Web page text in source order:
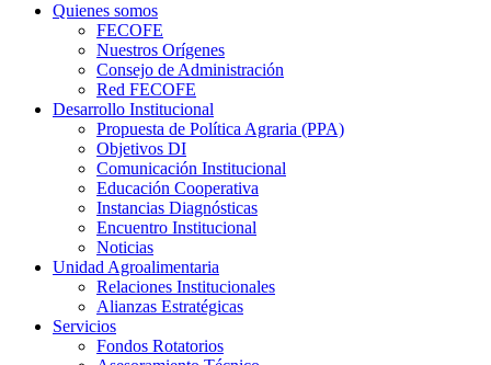
Quienes somos
FECOFE
Nuestros Orígenes
Consejo de Administración
Red FECOFE
Desarrollo Institucional
Propuesta de Política Agraria (PPA)
Objetivos DI
Comunicación Institucional
Educación Cooperativa
Instancias Diagnósticas
Encuentro Institucional
Noticias
Unidad Agroalimentaria
Relaciones Institucionales
Alianzas Estratégicas
Servicios
Fondos Rotatorios